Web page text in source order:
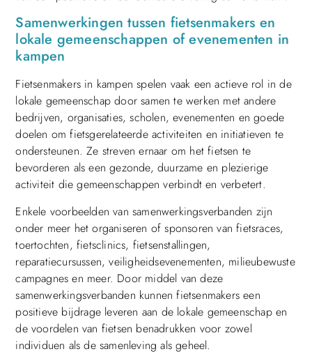
Samenwerkingen tussen fietsenmakers en
lokale gemeenschappen of evenementen in
kampen
Fietsenmakers in kampen spelen vaak een actieve rol in de
lokale gemeenschap door samen te werken met andere
bedrijven, organisaties, scholen, evenementen en goede
doelen om fietsgerelateerde activiteiten en initiatieven te
ondersteunen. Ze streven ernaar om het fietsen te
bevorderen als een gezonde, duurzame en plezierige
activiteit die gemeenschappen verbindt en verbetert.
Enkele voorbeelden van samenwerkingsverbanden zijn
onder meer het organiseren of sponsoren van fietsraces,
toertochten, fietsclinics, fietsenstallingen,
reparatiecursussen, veiligheidsevenementen, milieubewuste
campagnes en meer. Door middel van deze
samenwerkingsverbanden kunnen fietsenmakers een
positieve bijdrage leveren aan de lokale gemeenschap en
de voordelen van fietsen benadrukken voor zowel
individuen als de samenleving als geheel.